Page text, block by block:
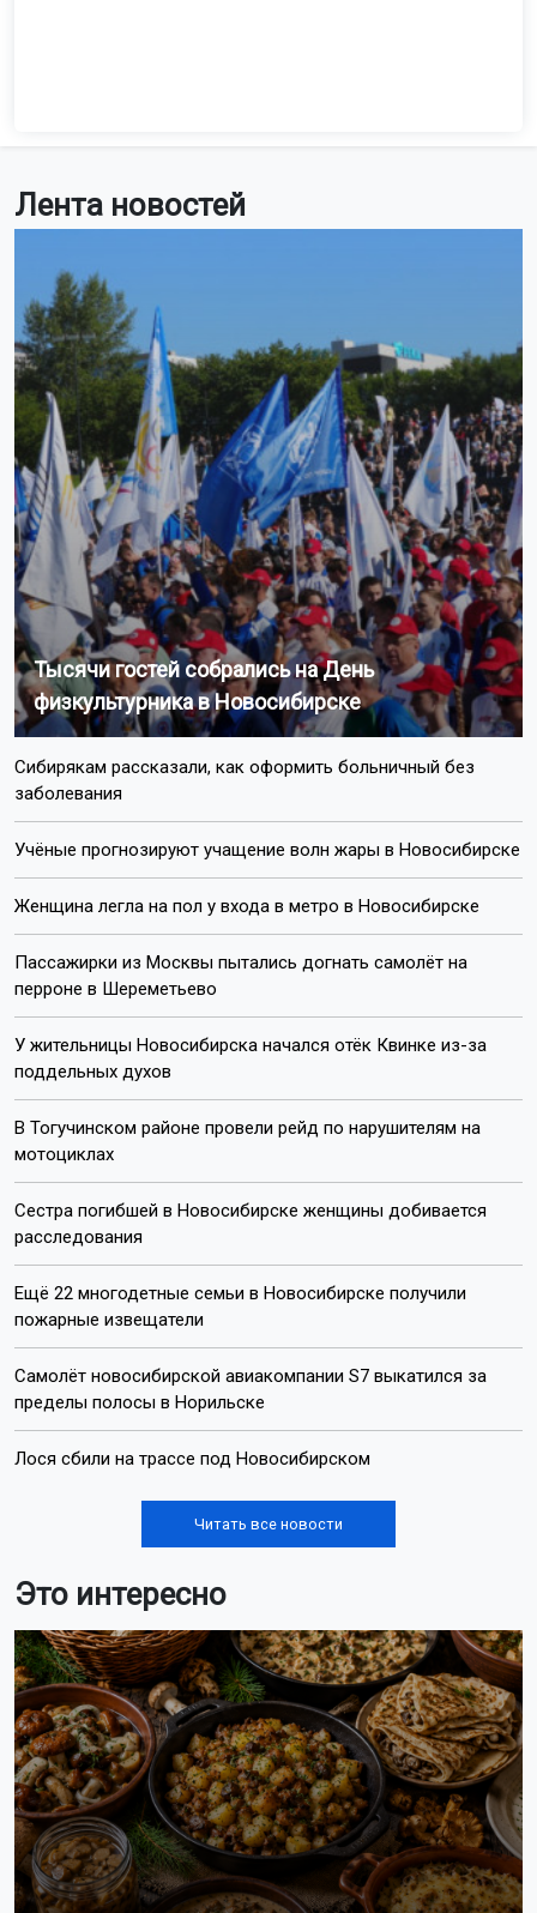
Лента новостей
Тысячи гостей собрались на День
физкультурника в Новосибирске
Сибирякам рассказали, как оформить больничный без
заболевания
Учёные прогнозируют учащение волн жары в Новосибирске
Женщина легла на пол у входа в метро в Новосибирске
Пассажирки из Москвы пытались догнать самолёт на
перроне в Шереметьево
У жительницы Новосибирска начался отёк Квинке из-за
поддельных духов
В Тогучинском районе провели рейд по нарушителям на
мотоциклах
Сестра погибшей в Новосибирске женщины добивается
расследования
Ещё 22 многодетные семьи в Новосибирске получили
пожарные извещатели
Самолёт новосибирской авиакомпании S7 выкатился за
пределы полосы в Норильске
Лося сбили на трассе под Новосибирском
Читать все новости
Это интересно